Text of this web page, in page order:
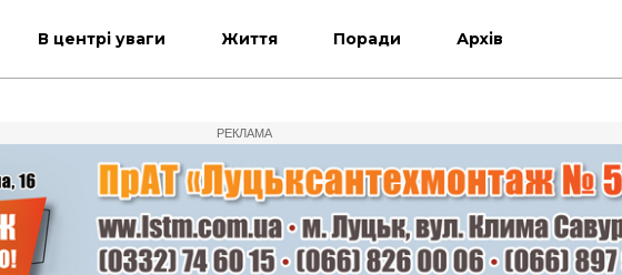
В центрі уваги Життя Поради Архів
РЕКЛАМА